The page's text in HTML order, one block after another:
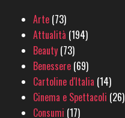
Arte (73)
Attualità (194)
Beauty (73)
Benessere (69)
Cartoline d'Italia (14)
Cinema e Spettacoli (26)
Consumi (17)